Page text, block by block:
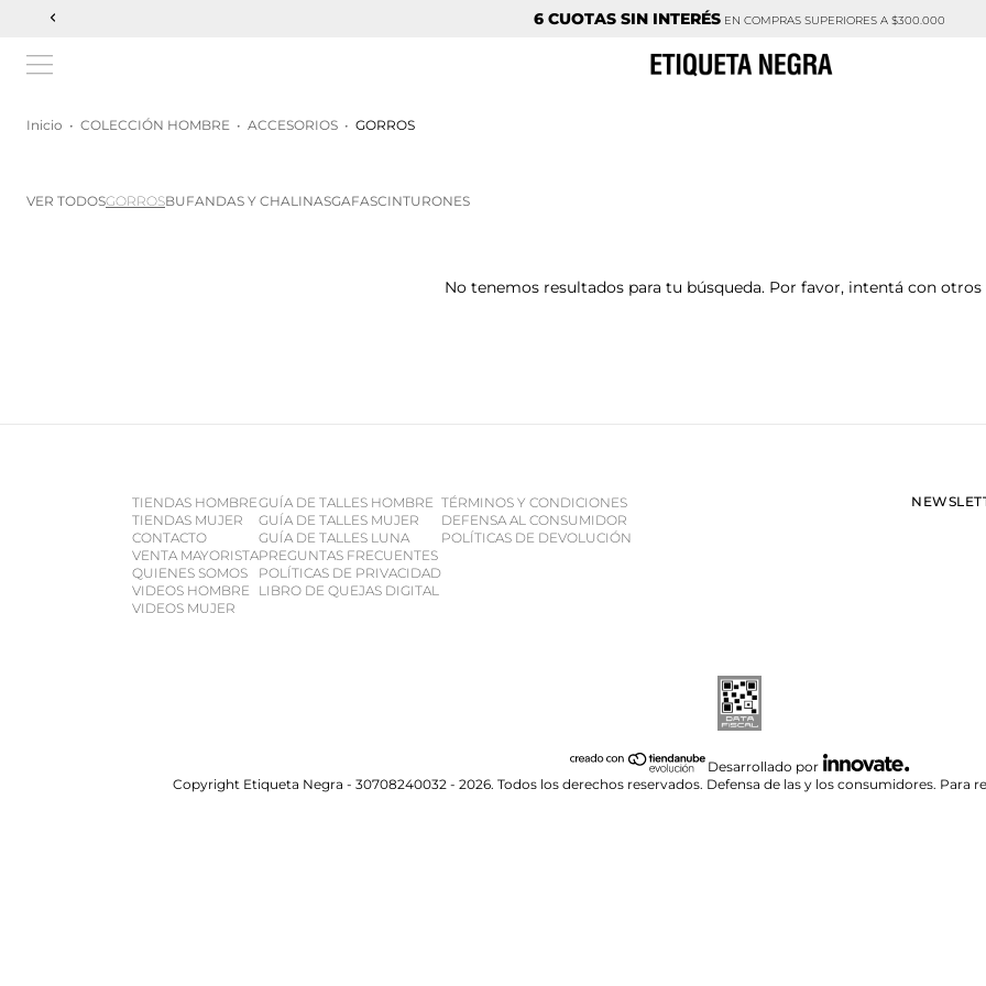
6 CUOTAS SIN INTERÉS EN COMPRAS SUPERIORES A $300.000
Inicio • COLECCIÓN HOMBRE • ACCESORIOS • GORROS
VER TODOSGORROSBUFANDAS Y CHALINASGAFASCINTURONES
No tenemos resultados para tu búsqueda. Por favor, intentá con
TIENDAS HOMBRE
TIENDAS MUJER
CONTACTO
VENTA MAYORISTA
QUIENES SOMOS
VIDEOS HOMBRE
VIDEOS MUJER
GUÍA DE TALLES HOMBRE
GUÍA DE TALLES MUJER
GUÍA DE TALLES LUNA
PREGUNTAS FRECUENTES
POLÍTICAS DE PRIVACIDAD
LIBRO DE QUEJAS DIGITAL
TÉRMINOS Y CONDICIONES
DEFENSA AL CONSUMIDOR
POLÍTICAS DE DEVOLUCIÓN
Desarrollado por
Copyright Etiqueta Negra - 30708240032 - 2026. Todos los derechos reservados. Defensa de las y los consumidores. Para